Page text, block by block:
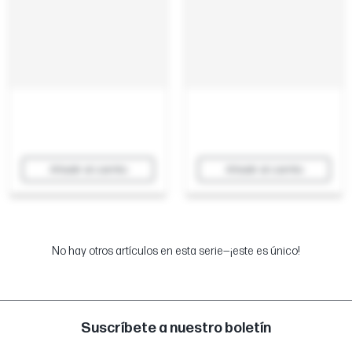
No hay otros artículos en esta serie—¡este es único!
Suscríbete a nuestro boletín